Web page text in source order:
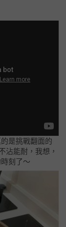
是挑戰翻面的
沾能耐，我想，
刻了～